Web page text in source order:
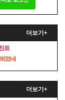
더보기+
표
었네
더보기+